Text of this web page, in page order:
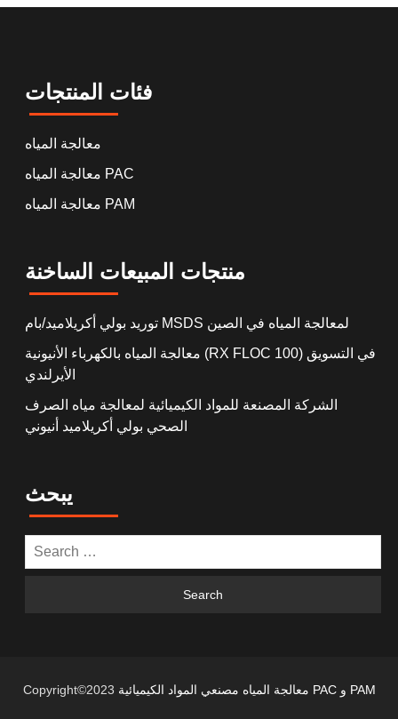
فئات المنتجات
معالجة المياه
معالجة المياه PAC
معالجة المياه PAM
منتجات المبيعات الساخنة
توريد بولي أكريلاميد/بام MSDS لمعالجة المياه في الصين
معالجة المياه بالكهرباء الأنيونية (RX FLOC 100) في التسويق
الأيرلندي
الشركة المصنعة للمواد الكيميائية لمعالجة مياه الصرف
الصحي بولي أكريلاميد أنيوني
يبحث
Copyright©2023 معالجة المياه مصنعي المواد الكيميائية PAC و PAM